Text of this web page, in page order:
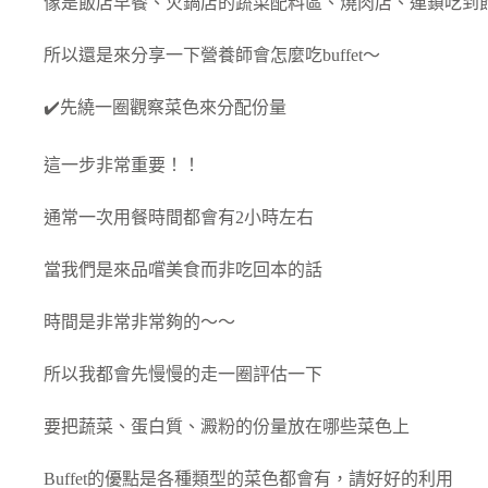
所以還是來分享一下營養師會怎麼吃buffet～
✔️先繞一圈觀察菜色來分配份量
這一步非常重要！！
通常一次用餐時間都會有2小時左右
當我們是來品嚐美食而非吃回本的話
時間是非常非常夠的～～
所以我都會先慢慢的走一圈評估一下
要把蔬菜、蛋白質、澱粉的份量放在哪些菜色上
Buffet的優點是各種類型的菜色都會有，請好好的利用